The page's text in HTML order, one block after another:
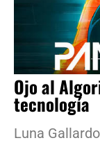
Ojo al
tecnología
Luna